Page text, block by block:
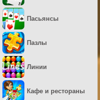
Пасьянсы
Пазлы
Линии
Кафе и рестораны